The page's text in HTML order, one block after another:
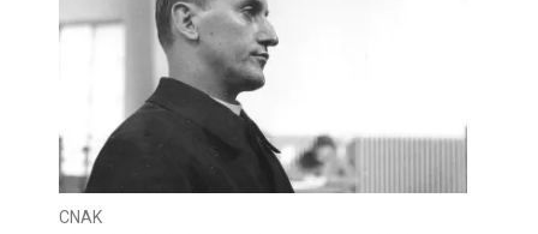
CNAK